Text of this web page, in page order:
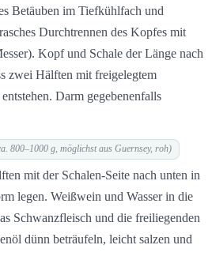
Betäuben im Tiefkühlfach und
Durchtrennen des Kopfes mit
Kopf und Schale der Länge nach
zwei Hälften mit freigelegtem
Darm gegebenenfalls
800–1000 g, möglichst aus Guernsey, roh)
mit der Schalen-Seite nach unten in
legen. Weißwein und Wasser in die
Schwanzfleisch und die freiliegenden
dünn beträufeln, leicht salzen und